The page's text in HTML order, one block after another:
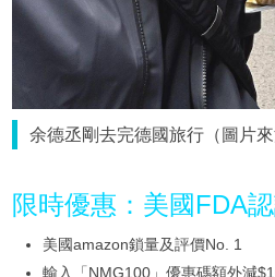
余德丞剛去完德國旅行（圖片
限時優惠：美國FDA
美國amazon鎖量及評價No. 1
輸入「NMG100」優惠碼額外減